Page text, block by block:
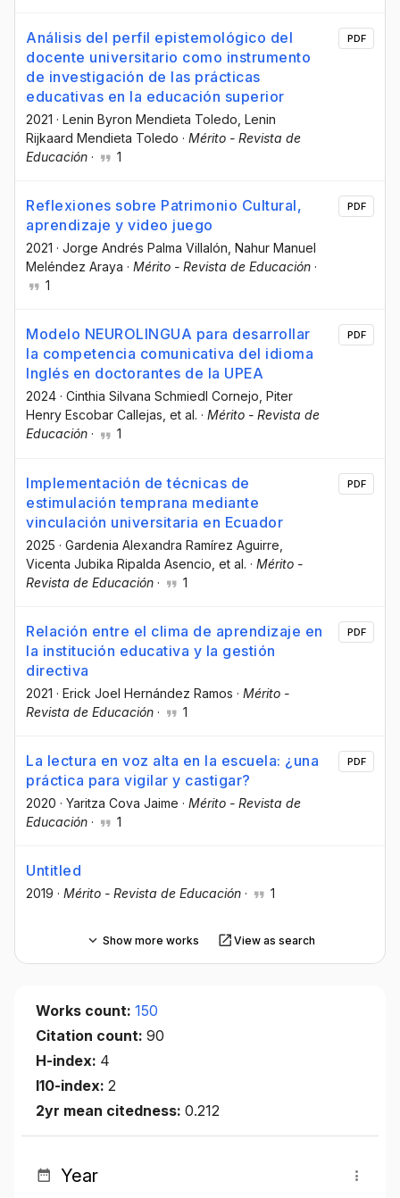
Análisis del perfil epistemológico del
docente universitario como instrumento
de investigación de las prácticas
educativas en la educación superior
2021 · Lenin Byron Mendieta Toledo , Lenin
Rijkaard Mendieta Toledo · Mérito - Revista de
Educación · 1
PDF
Reflexiones sobre Patrimonio Cultural,
aprendizaje y video juego
2021 · Jorge Andrés Palma Villalón , Nahur Manuel
Meléndez Araya · Mérito - Revista de Educación ·
1
PDF
Modelo NEUROLINGUA para desarrollar
la competencia comunicativa del idioma
Inglés en doctorantes de la UPEA
2024 · Cinthia Silvana Schmiedl Cornejo, Piter
Henry Escobar Callejas, et al. · Mérito - Revista de
Educación · 1
PDF
Implementación de técnicas de
estimulación temprana mediante
vinculación universitaria en Ecuador
2025 · Gardenia Alexandra Ramírez Aguirre
Vicenta Jubika Ripalda Asencio , et al. · Mérito -
Revista de Educación · 1
PDF
Relación entre el clima de aprendizaje en
la institución educativa y la gestión
directiva
2021 · Erick Joel Hernández Ramos · Mérito -
Revista de Educación · 1
PDF
La lectura en voz alta en la escuela: ¿una
práctica para vigilar y castigar?
2020 · Yaritza Cova Jaime · Mérito - Revista de
Educación · 1
PDF
Untitled
2019 · Mérito - Revista de Educación · 1
Show more works View as search
Works count: 150
Citation count: 90
H-index: 4
I10-index: 2
2yr mean citedness: 0.212
Year